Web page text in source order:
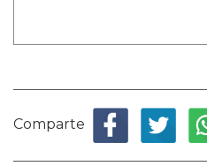
Comparte